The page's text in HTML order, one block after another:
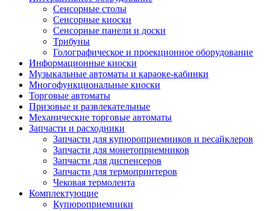
Сенсорные столы
Сенсорные киоски
Сенсорные панели и доски
Трибуны
Голографическое и проекционное оборудование
Информационные киоски
Музыкальные автоматы и караоке-кабинки
Многофункциональные киоски
Торговые автоматы
Призовые и развлекательные
Механические торговые автоматы
Запчасти и расходники
Запчасти для купюроприемников и ресайклеров
Запчасти для монетоприемников
Запчасти для диспенсеров
Запчасти для термопринтеров
Чековая термолента
Комплектующие
Купюроприемники